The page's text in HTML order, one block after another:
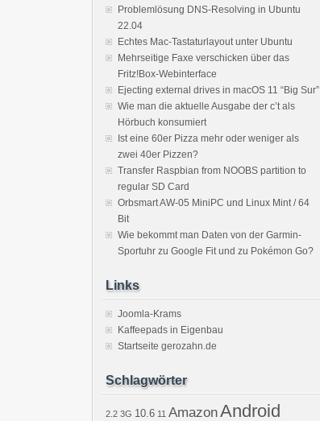
Problemlösung DNS-Resolving in Ubuntu
22.04
Echtes Mac-Tastaturlayout unter Ubuntu
Mehrseitige Faxe verschicken über das
Fritz!Box-Webinterface
Ejecting external drives in macOS 11 “Big Sur”
Wie man die aktuelle Ausgabe der c’t als
Hörbuch konsumiert
Ist eine 60er Pizza mehr oder weniger als
zwei 40er Pizzen?
Transfer Raspbian from NOOBS partition to
regular SD Card
Orbsmart AW-05 MiniPC und Linux Mint / 64
Bit
Wie bekommt man Daten von der Garmin-
Sportuhr zu Google Fit und zu Pokémon Go?
Links
Joomla-Krams
Kaffeepads in Eigenbau
Startseite gerozahn.de
Schlagwörter
2.2 3G 10.6 11 AmazonAndroid